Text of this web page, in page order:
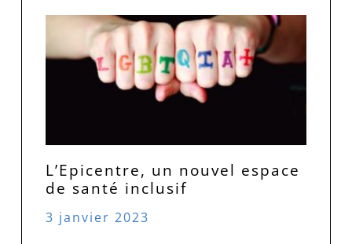
L’Epicentre, un nouvel espace
de santé inclusif
3 janvier 2023